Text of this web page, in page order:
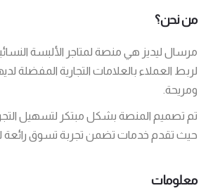
من نحن؟
مرسال ليديز هي منصة لمتاجر الألبسة
لربط العملاء بالعلامات التجارية المفضلة
ومريحة.
تم تصميم المنصة بشكل مبتكر لتسهيل
حيث تقدم خدمات تضمن تجربة تسوق رائعة
معلومات